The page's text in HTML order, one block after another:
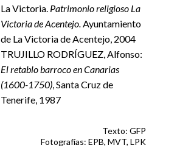
La Victoria. Patrimonio religioso La
Victoria de Acentejo.Ayuntamiento
de La Victoria de Acentejo, 2004
TRUJILLO RODRÍGUEZ, Alfonso:
El retablo barroco en Canarias
(1600-1750), Santa Cruz de
Tenerife, 1987
Texto: GFP
Fotografías: EPB, MVT, LPK